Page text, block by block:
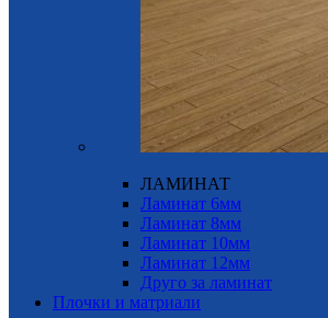
ЛАМИНАТ
Ламинат 6мм
Ламинат 8мм
Ламинат 10мм
Ламинат 12мм
Друго за ламинат
Плочки и матриали